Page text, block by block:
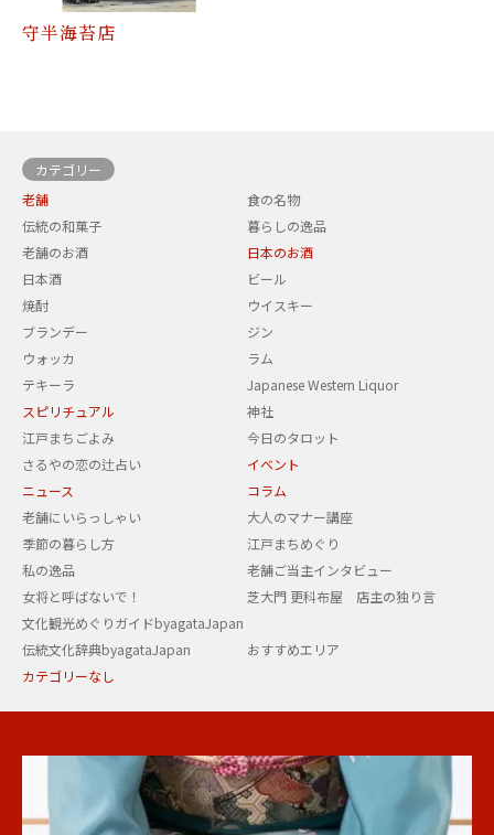
守半海苔店
カテゴリー
老舗
食の名物
伝統の和菓子
暮らしの逸品
老舗のお酒
日本のお酒
日本酒
ビール
焼酎
ウイスキー
ブランデー
ジン
ウォッカ
ラム
テキーラ
Japanese Western Liquor
スピリチュアル
神社
江戸まちごよみ
今日のタロット
さるやの恋の辻占い
イベント
ニュース
コラム
老舗にいらっしゃい
大人のマナー講座
季節の暮らし方
江戸まちめぐり
私の逸品
老舗ご当主インタビュー
女将と呼ばないで！
芝大門 更科布屋 店主の独り言
文化観光めぐりガイドbyagataJapan
伝統文化辞典byagataJapan
おすすめエリア
カテゴリーなし